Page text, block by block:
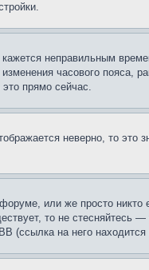
неправильным
часового пояса,
прямо сейчас.
неверно, то это
или же просто
то не стесняйтесь
(ссылка на него